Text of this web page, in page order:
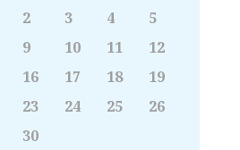
2 3 4
5
9 10 11
12
16 17 18
19
23 24 25
26
30